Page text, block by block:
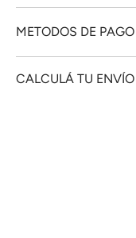
METODOS DE PAGO
CALCULÁ TU